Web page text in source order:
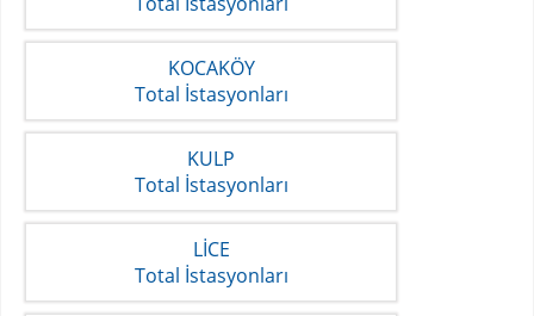
KOCAKÖY
Total İstasyonları
KULP
Total İstasyonları
LİCE
Total İstasyonları